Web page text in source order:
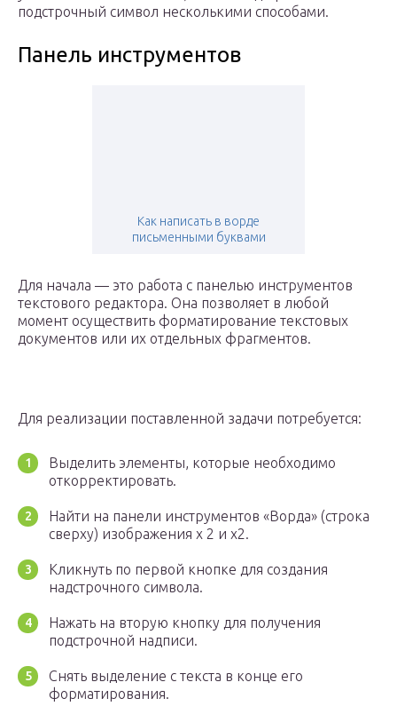
подстрочный символ несколькими способами.
Панель инструментов
Как написать в ворде
письменными буквами
Для начала — это работа с панелью инструментов
текстового редактора. Она позволяет в любой
момент осуществить форматирование текстовых
документов или их отдельных фрагментов.
Для реализации поставленной задачи потребуется:
Выделить элементы, которые необходимо
откорректировать.
Найти на панели инструментов «Ворда» (строка
сверху) изображения x 2 и x2.
Кликнуть по первой кнопке для создания
надстрочного символа.
Нажать на вторую кнопку для получения
подстрочной надписи.
Снять выделение с текста в конце его
форматирования.